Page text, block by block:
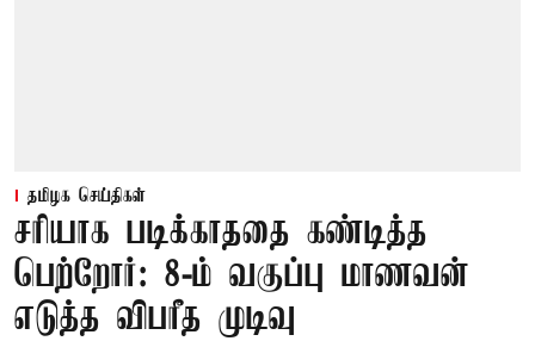
தமிழக செய்திகள்
சரியாக படிக்காததை கண்டித்த
பெற்றோர்: 8-ம் வகுப்பு மாணவன்
எடுத்த விபரீத முடிவு